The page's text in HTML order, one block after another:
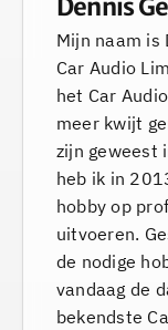
Dennis
Mijn naam is
Car Audio
het Car
meer kwijt
zijn geweest
heb ik in
hobby op
uitvoeren.
de nodige
vandaag de
bekendste